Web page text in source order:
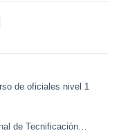
de oficiales nivel 1
de Tecnificación